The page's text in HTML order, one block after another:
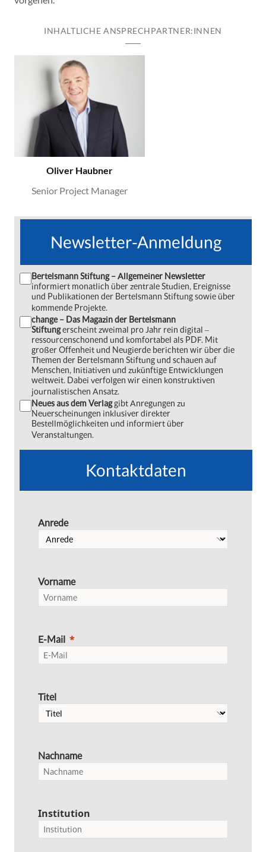
INHALTLICHE ANSPRECHPARTNER:INNEN
Oliver Haubner
Senior Project Manager
Newsletter-Anmeldung
Bertelsmann Stiftung – Allgemeiner Newsletter
informiert monatlich über zentrale Studien, Ereignisse
und Publikationen der Bertelsmann Stiftung sowie über
kommende Projekte.
change – Das Magazin der Bertelsmann
Stiftungerscheint zweimal pro Jahr rein digital ‒
ressourcenschonend und komfortabel als PDF. Mit
großer Offenheit und Neugierde berichten wir über die
Themen der Bertelsmann Stiftung und schauen auf
Menschen, Initiativen und zukünftige Entwicklungen
weltweit. Dabei verfolgen wir einen konstruktiven
journalistischen Ansatz.
Neues aus dem Verlaggibt Anregungen zu
Neuerscheinungen inklusiver direkter
Bestellmöglichkeiten und informiert über
Veranstaltungen.
Kontaktdaten
Anrede
Vorname
E-Mail
Titel
Nachname
Institution